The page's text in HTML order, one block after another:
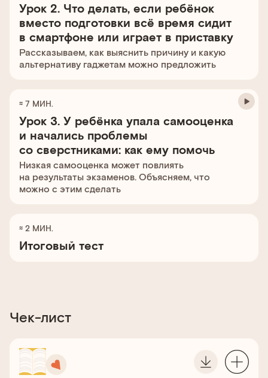
Урок 2. Что делать, если ребёнок
вместо подготовки всё время сидит
в смартфоне или играет в приставку
Рассказываем, как выяснить причину и какую
альтернативу гаджетам можно предложить
≈ 7 МИН.
Урок 3. У ребёнка упала самооценка
и начались проблемы
со сверстниками: как ему помочь
Низкая самооценка может повлиять
на результаты экзаменов. Объясняем, что
можно с этим сделать
≈ 2 МИН.
Итоговый тест
Чек-лист